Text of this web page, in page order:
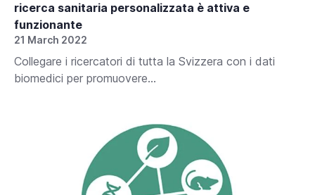
ricerca sanitaria personalizzata è attiva e
funzionante
21 March 2022
Collegare i ricercatori di tutta la Svizzera con i dati
biomedici per promuovere...